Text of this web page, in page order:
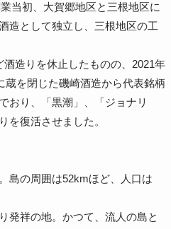
当初、大賀郷地区と三根地区に
造として独立し、三根地区の工
造りを休止したものの、2021年
蔵を閉じた磯崎酒造から代表銘柄
おり、「黒潮」、「ジョナリ
を復活させました。
島の周囲は52kmほど、人口は
発祥の地。かつて、流人の島と